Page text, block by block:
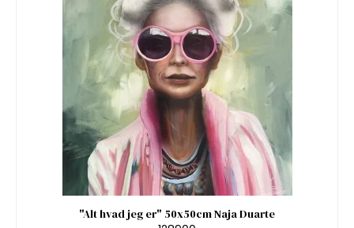
"Alt hvad jeg er" 50x50cm Naja Duarte